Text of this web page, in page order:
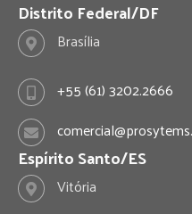
t
a
r
a
e
d
I
Distrito Federal/DF
Brasília
+55 (61) 3202.2666
Espírito Santo/ES
Vitória